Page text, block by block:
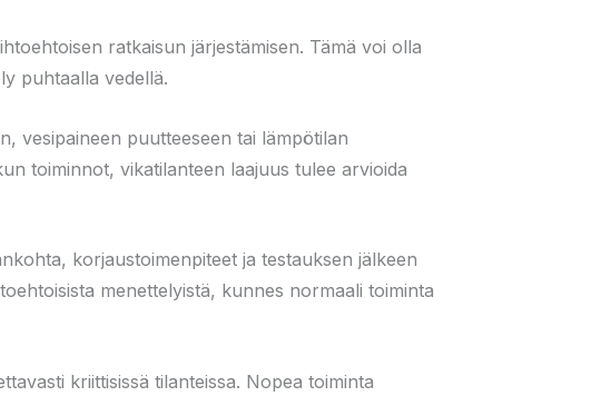
ratkaisun järjestämisen. Tämä voi olla
puhtaalla vedellä.
vesipaineen puutteeseen tai lämpötilan
toiminnot, vikatilanteen laajuus tulee arvioida
korjaustoimenpiteet ja testauksen jälkeen
menettelyistä, kunnes normaali toiminta
kriittisissä tilanteissa. Nopea toiminta